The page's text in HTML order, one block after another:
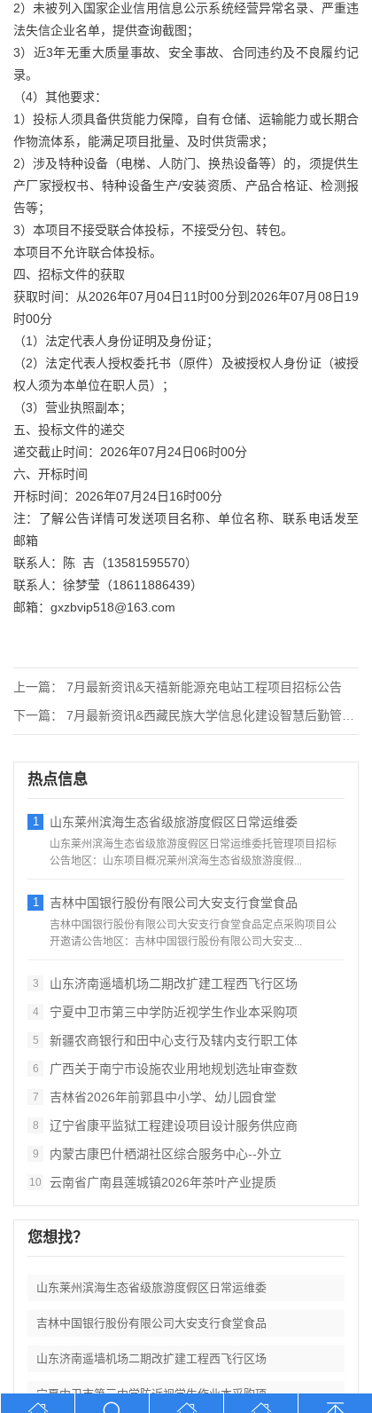
2）未被列入国家企业信用信息公示系统经营异常名录、严重违
法失信企业名单，提供查询截图；
3）近3年无重大质量事故、安全事故、合同违约及不良履约记
录。
（4）其他要求：
1）投标人须具备供货能力保障，自有仓储、运输能力或长期合
作物流体系，能满足项目批量、及时供货需求；
2）涉及特种设备（电梯、人防门、换热设备等）的，须提供生
产厂家授权书、特种设备生产/安装资质、产品合格证、检测报
告等；
3）本项目不接受联合体投标，不接受分包、转包。
本项目不允许联合体投标。
四、招标文件的获取
获取时间：从2026年07月04日11时00分到2026年07月08日19
时00分
（1）法定代表人身份证明及身份证；
（2）法定代表人授权委托书（原件）及被授权人身份证（被授
权人须为本单位在职人员）；
（3）营业执照副本；
五、投标文件的递交
递交截止时间：2026年07月24日06时00分
六、开标时间
开标时间：2026年07月24日16时00分
注：了解公告详情可发送项目名称、单位名称、联系电话发至
邮箱
联系人：陈 吉（13581595570）
联系人：徐梦莹（18611886439）
邮箱：gxzbvip518@163.com
上一篇：
7月最新资讯&天禧新能源充电站工程项目招标公告
下一篇：
7月最新资讯&西藏民族大学信息化建设智慧后勤管理系
热点信息
1 山东莱州滨海生态省级旅游度假区日常运维委
山东莱州滨海生态省级旅游度假区日常运维委托管理项目招标
公告地区：山东项目概况莱州滨海生态省级旅游度假...
1 吉林中国银行股份有限公司大安支行食堂食品
吉林中国银行股份有限公司大安支行食堂食品定点采购项目公
开邀请公告地区：吉林中国银行股份有限公司大安支...
3 山东济南遥墙机场二期改扩建工程西飞行区场
4 宁夏中卫市第三中学防近视学生作业本采购项
5 新疆农商银行和田中心支行及辖内支行职工体
6 广西关于南宁市设施农业用地规划选址审查数
7 吉林省2026年前郭县中小学、幼儿园食堂
8 辽宁省康平监狱工程建设项目设计服务供应商
9 内蒙古康巴什栖湖社区综合服务中心--外立
10 云南省广南县莲城镇2026年茶叶产业提质
您想找？
山东莱州滨海生态省级旅游度假区日常运维委
吉林中国银行股份有限公司大安支行食堂食品
山东济南遥墙机场二期改扩建工程西飞行区场
宁夏中卫市第三中学防近视学生作业本采购项